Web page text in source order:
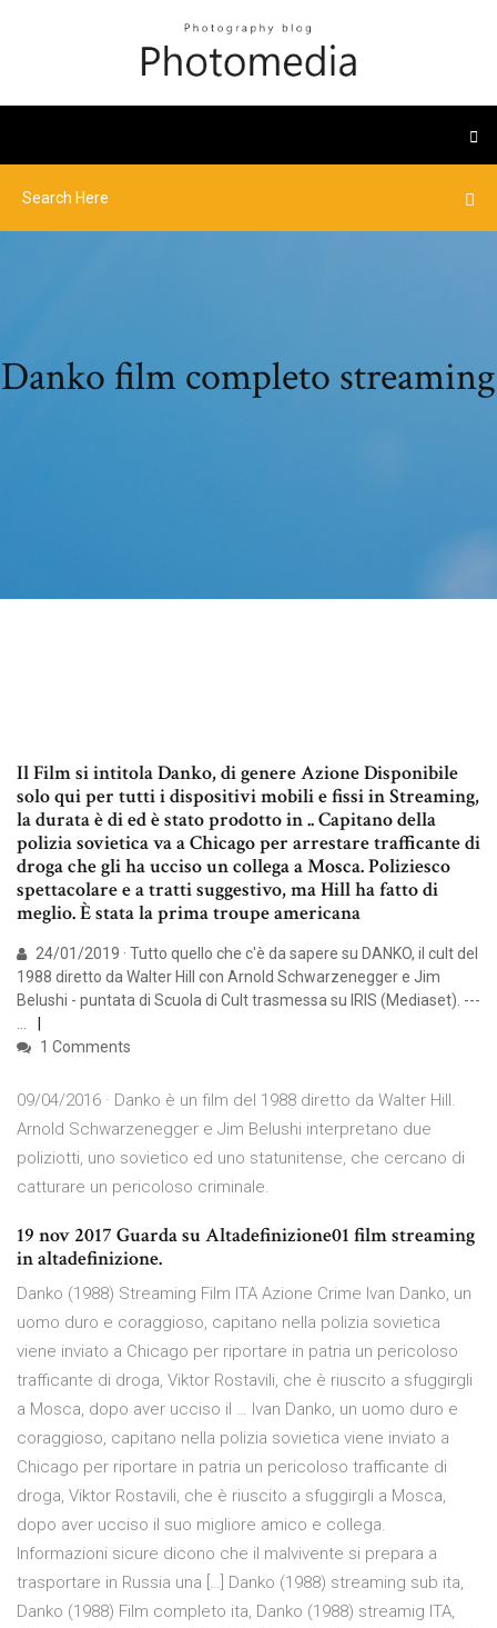
Danko film completo streaming
Il Film si intitola Danko, di genere Azione Disponibile
solo qui per tutti i dispositivi mobili e fissi in Streaming,
la durata è di ed è stato prodotto in .. Capitano della
polizia sovietica va a Chicago per arrestare trafficante di
droga che gli ha ucciso un collega a Mosca. Poliziesco
spettacolare e a tratti suggestivo, ma Hill ha fatto di
meglio. È stata la prima troupe americana
24/01/2019 · Tutto quello che c'è da sapere su DANKO, il cult del
1988 diretto da Walter Hill con Arnold Schwarzenegger e Jim
Belushi - puntata di Scuola di Cult trasmessa su IRIS (Mediaset). ---
…
1 Comments
09/04/2016 · Danko è un film del 1988 diretto da Walter Hill.
Arnold Schwarzenegger e Jim Belushi interpretano due
poliziotti, uno sovietico ed uno statunitense, che cercano di
catturare un pericoloso criminale.
19 nov 2017 Guarda su Altadefinizione01 film streaming
in altadefinizione.
Danko (1988) Streaming Film ITA Azione Crime Ivan Danko, un
uomo duro e coraggioso, capitano nella polizia sovietica
viene inviato a Chicago per riportare in patria un pericoloso
trafficante di droga, Viktor Rostavili, che è riuscito a sfuggirgli
a Mosca, dopo aver ucciso il … Ivan Danko, un uomo duro e
coraggioso, capitano nella polizia sovietica viene inviato a
Chicago per riportare in patria un pericoloso trafficante di
droga, Viktor Rostavili, che è riuscito a sfuggirgli a Mosca,
dopo aver ucciso il suo migliore amico e collega.
Informazioni sicure dicono che il malvivente si prepara a
trasportare in Russia una […] Danko (1988) streaming sub ita,
Danko (1988) Film completo ita, Danko (1988) streamig ITA,